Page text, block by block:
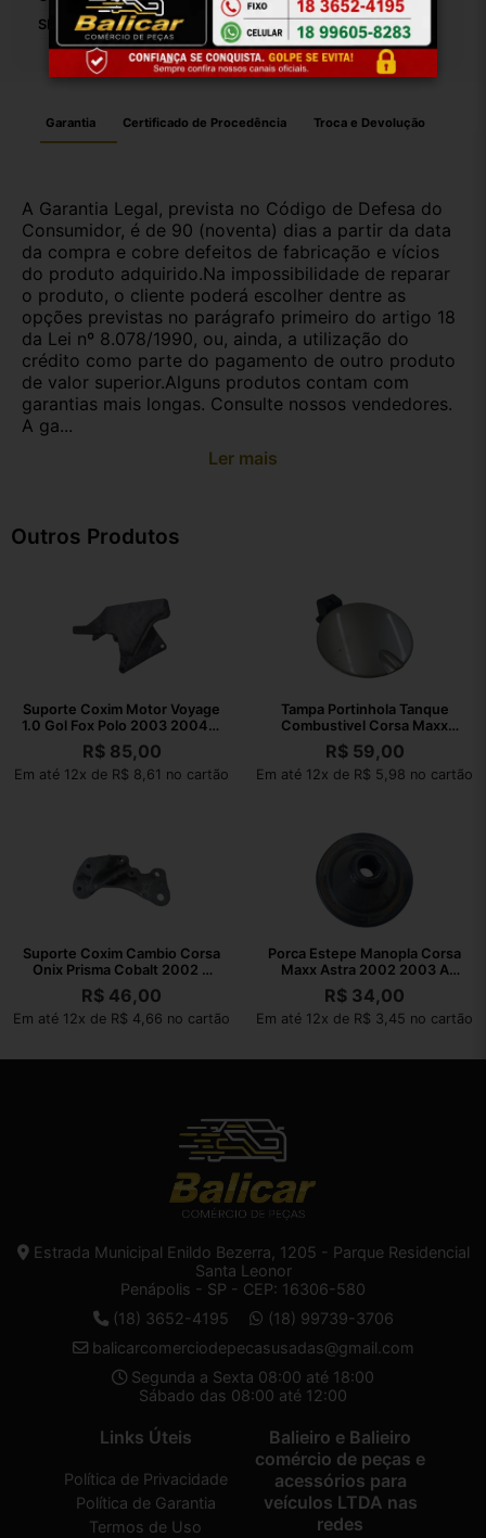
SKU: 6557
Garantia Certificado de Procedência Troca e Devolução
A Garantia Legal, prevista no Código de Defesa do
Consumidor, é de 90 (noventa) dias a partir da data
da compra e cobre defeitos de fabricação e vícios
do produto adquirido.Na impossibilidade de reparar
o produto, o cliente poderá escolher dentre as
opções previstas no parágrafo primeiro do artigo 18
da Lei nº 8.078/1990, ou, ainda, a utilização do
crédito como parte do pagamento de outro produto
de valor superior.Alguns produtos contam com
garantias mais longas. Consulte nossos vendedores.
A ga...
Ler mais
Outros Produtos
Suporte Coxim Motor Voyage
1.0 Gol Fox Polo 2003 2004 A
2021
R$85,00
Em até 12x de R$ 8,61 no cartão
Tampa Portinhola Tanque
Combustivel Corsa Maxx
2004 A 2012
R$59,00
Em até 12x de R$ 5,98 no cartão
Suporte Coxim Cambio Corsa
Onix Prisma Cobalt 2002 A
2010
R$ 46,00
Em até 12x de R$ 4,66 no cartão
Porca Estepe Manopla Corsa
Maxx Astra 2002 2003 A
2010
R$ 34,00
Em até 12x de R$ 3,45 no cartão
Estrada Municipal Enildo Bezerra, 1205 - Parque Residencial
Santa Leonor
Penápolis - SP - CEP: 16306-580
(18) 3652-4195
(18) 99739-3706
balicarcomerciodepecasusadas@gmail.com
Segunda a Sexta 08:00 até 18:00
Sábado das 08:00 até 12:00
Links Úteis
Política de Privacidade
Política de Garantia
Termos de Uso
Balieiro e Balieiro
comércio de peças e
acessórios para
veículos LTDA nas
redes